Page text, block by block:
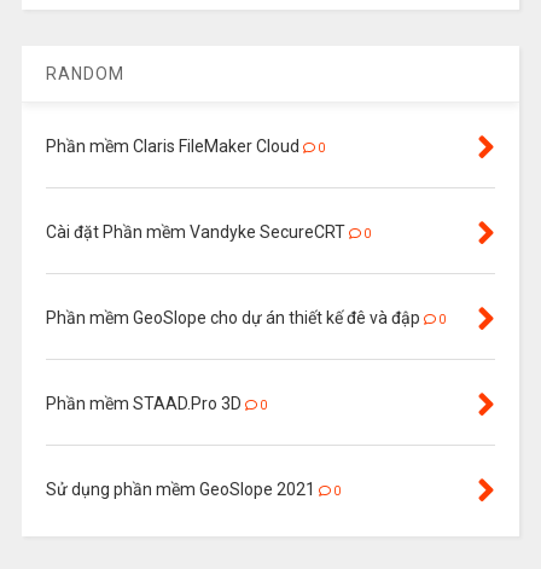
RANDOM
Phần mềm Claris FileMaker Cloud 0
Cài đặt Phần mềm Vandyke SecureCRT 0
Phần mềm GeoSlope cho dự án thiết kế đê và đập 0
Phần mềm STAAD.Pro 3D 0
Sử dụng phần mềm GeoSlope 2021 0